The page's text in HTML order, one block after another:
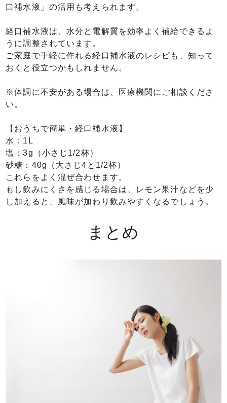
口補水液」の活用も考えられます。
経口補水液は、水分と電解質を効率よく補給できるよ
うに調整されています。
ご家庭で手軽に作れる経口補水液のレシピも、知って
おくと役立つかもしれません。
※体調に不安がある場合は、医療機関にご相談くださ
い。
【おうちで簡単・経口補水液】
水：1L
塩：3g（小さじ1/2杯）
砂糖：40g（大さじ4と1/2杯）
これらをよく混ぜ合わせます。
もし飲みにくさを感じる場合は、レモン果汁などを少
し加えると、風味が加わり飲みやすくなるでしょう。
まとめ